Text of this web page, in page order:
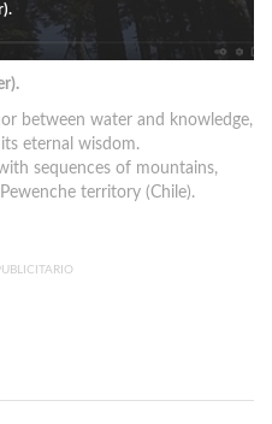
between water and knowledge,
eternal wisdom.
sequences of mountains,
territory (Chile).